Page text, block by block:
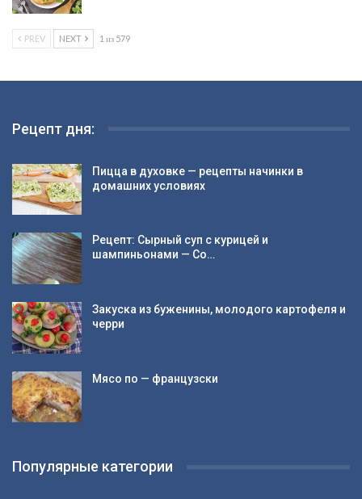
PREV NEXT 1 из 579
Рецепт дня:
Пицца в духовке — рецепты начинки в
домашних условиях
Рецепт: Сырный суп с курицей и
шампиньонами — Со…
Закуска из буженины, молодого картофеля и
черри
Мясо по — французски
Популярные категории